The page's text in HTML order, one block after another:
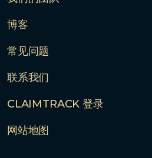
博客
常见问题
联系我们
CLAIMTRACK 登录
网站地图